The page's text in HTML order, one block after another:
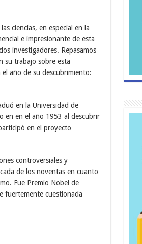
ciencias, en especial en la
e impresionante de esta
investigadores. Repasamos
su trabajo sobre esta
año de su descubrimiento:
en la Universidad de
en en el año 1953 al descubrir
en el proyecto
controversiales y
de los noventas en cuanto
Fue Premio Nobel de
fuertemente cuestionada